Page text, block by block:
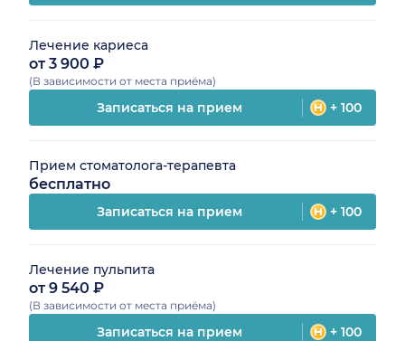
Лечение кариеса
от 3 900 ₽
(В зависимости от места приёма)
Записаться на прием + 100
Прием стоматолога-терапевта
бесплатно
Записаться на прием + 100
Лечение пульпита
от 9 540 ₽
(В зависимости от места приёма)
Записаться на прием + 100